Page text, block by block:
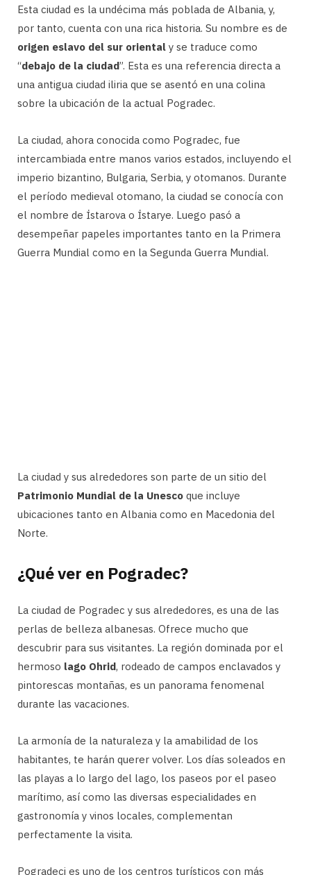
Esta ciudad es la undécima más poblada de Albania, y,
por tanto, cuenta con una rica historia. Su nombre es de
origen eslavo del sur oriental y se traduce como
“debajo de la ciudad”. Esta es una referencia directa a
una antigua ciudad iliria que se asentó en una colina
sobre la ubicación de la actual Pogradec.
La ciudad, ahora conocida como Pogradec, fue
intercambiada entre manos varios estados, incluyendo el
imperio bizantino, Bulgaria, Serbia, y otomanos. Durante
el período medieval otomano, la ciudad se conocía con
el nombre de İstarova o İstarye. Luego pasó a
desempeñar papeles importantes tanto en la Primera
Guerra Mundial como en la Segunda Guerra Mundial.
La ciudad y sus alrededores son parte de un sitio del
Patrimonio Mundial de la Unesco que incluye
ubicaciones tanto en Albania como en Macedonia del
Norte.
¿Qué ver en Pogradec?
La ciudad de Pogradec y sus alrededores, es una de las
perlas de belleza albanesas. Ofrece mucho que
descubrir para sus visitantes. La región dominada por el
hermoso lago Ohrid, rodeado de campos enclavados y
pintorescas montañas, es un panorama fenomenal
durante las vacaciones.
La armonía de la naturaleza y la amabilidad de los
habitantes, te harán querer volver. Los días soleados en
las playas a lo largo del lago, los paseos por el paseo
marítimo, así como las diversas especialidades en
gastronomía y vinos locales, complementan
perfectamente la visita.
Pogradeci es uno de los centros turísticos con más